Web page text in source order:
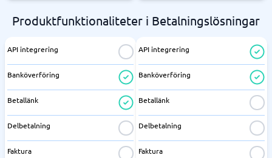
Produktfunktionaliteter i Betalningslösningar
API integrering
Banköverföring
Betallänk
Delbetalning
Faktura
API integrering
Banköverföring
Betallänk
Delbetalning
Faktura